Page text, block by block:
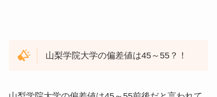
山梨学院大学の偏差値は45～55？！